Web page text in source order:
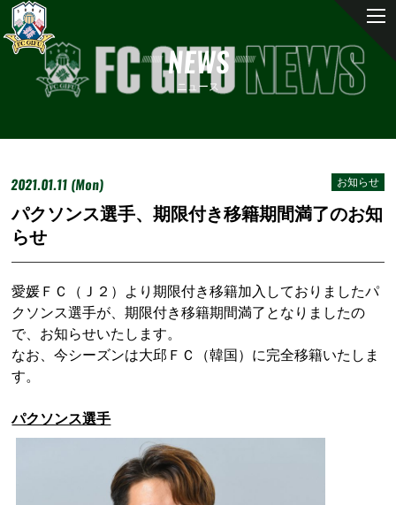
NEWS
ニュース
2021.01.11 (Mon) お知らせ
パクソンス選手、期限付き移籍期間満了のお知
らせ
愛媛ＦＣ（Ｊ２）より期限付き移籍加入しておりましたパ
クソンス選手が、期限付き移籍期間満了となりましたの
で、お知らせいたします。
なお、今シーズンは大邱ＦＣ（韓国）に完全移籍いたしま
す。
パクソンス選手